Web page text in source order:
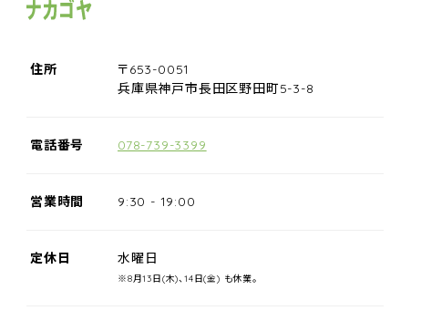
住所
〒653-0051
兵庫県神戸市長田区野田町5-3-8
電話番号 078-739-3399
営業時間 9:30 - 19:00
定休日 水曜日
※8月13日(木)、14日(金) も休業。